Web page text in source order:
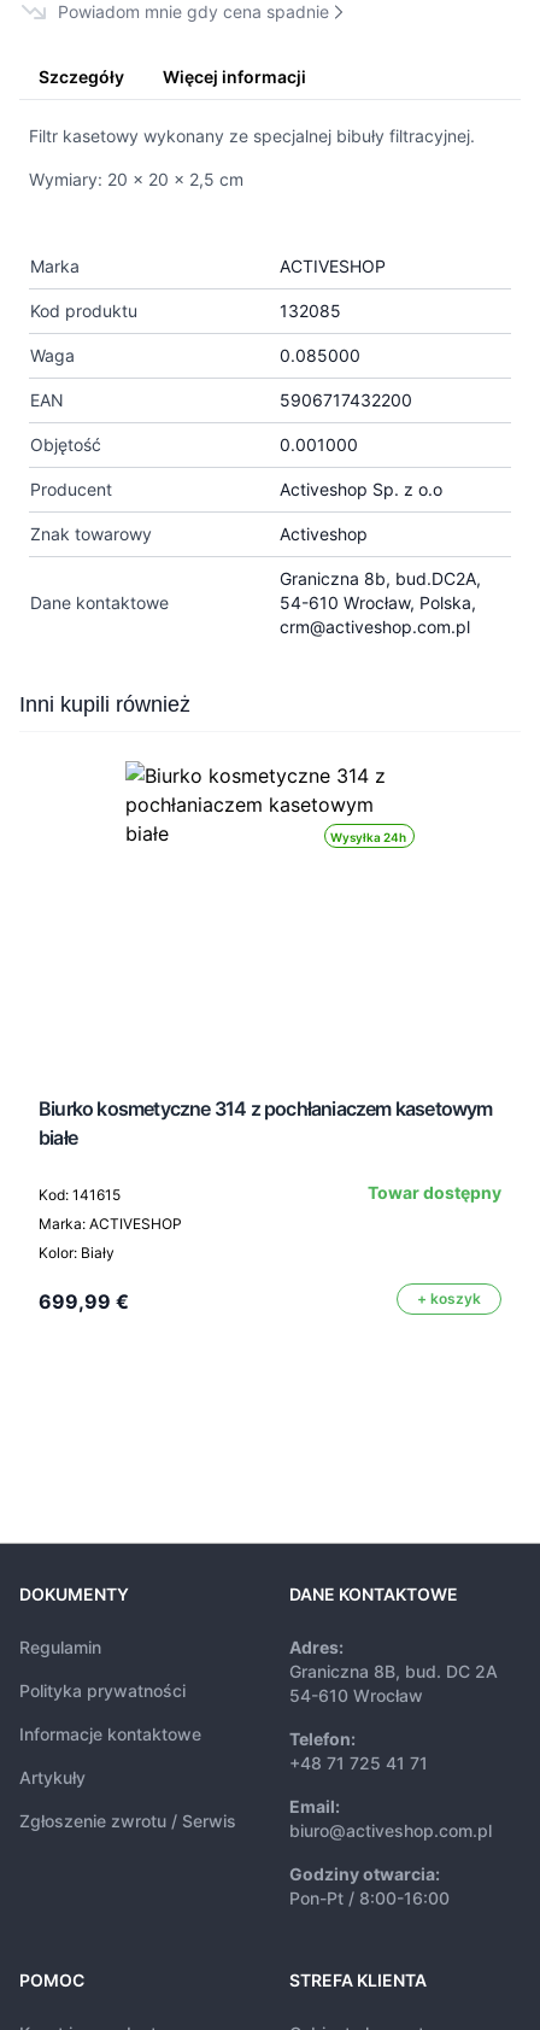
Powiadom mnie gdy cena spadnie
Szczegóły Więcej informacji
Filtr kasetowy wykonany ze specjalnej bibuły filtracyjnej.
Wymiary: 20 x 20 x 2,5 cm
Marka ACTIVESHOP
Kod produktu 132085
Waga 0.085000
EAN 5906717432200
Objętość 0.001000
Producent Activeshop Sp. z o.o
Znak towarowy Activeshop
Dane kontaktowe
Graniczna 8b, bud.DC2A,
54-610 Wrocław, Polska,
crm@activeshop.com.pl
Press to skip carousel
Inni kupili również
Wysyłka 24h
Biurko kosmetyczne 314 z pochłaniaczem kasetowym
białe
Kod: 141615
Marka: ACTIVESHOP
Kolor: Biały
Towar dostępny
699,99 € + koszyk
DOKUMENTY
Regulamin
Polityka prywatności
Informacje kontaktowe
Artykuły
Zgłoszenie zwrotu / Serwis
DANE KONTAKTOWE
Adres:
Graniczna 8B, bud. DC 2A
54-610 Wrocław
Telefon:
+48 71 725 41 71
Email:
biuro@activeshop.com.pl
Godziny otwarcia:
Pon-Pt / 8:00-16:00
POMOC STREFA KLIENTA